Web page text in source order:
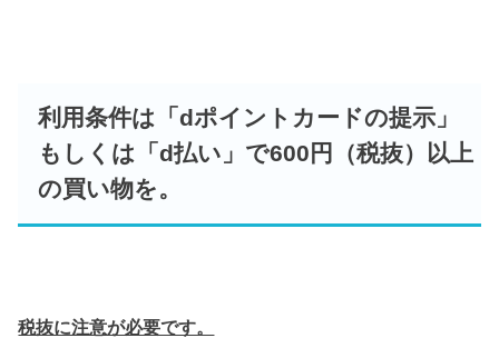
利用条件は「dポイントカードの提示」
もしくは「d払い」で600円（税抜）以上
の買い物を。
税抜に注意が必要です。